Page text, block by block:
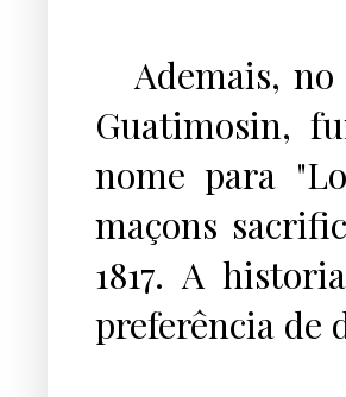
Ademais,
Guatimosin,
nome para
maçons
1817. A
preferência de